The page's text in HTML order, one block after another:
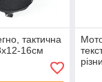
тактична
16см